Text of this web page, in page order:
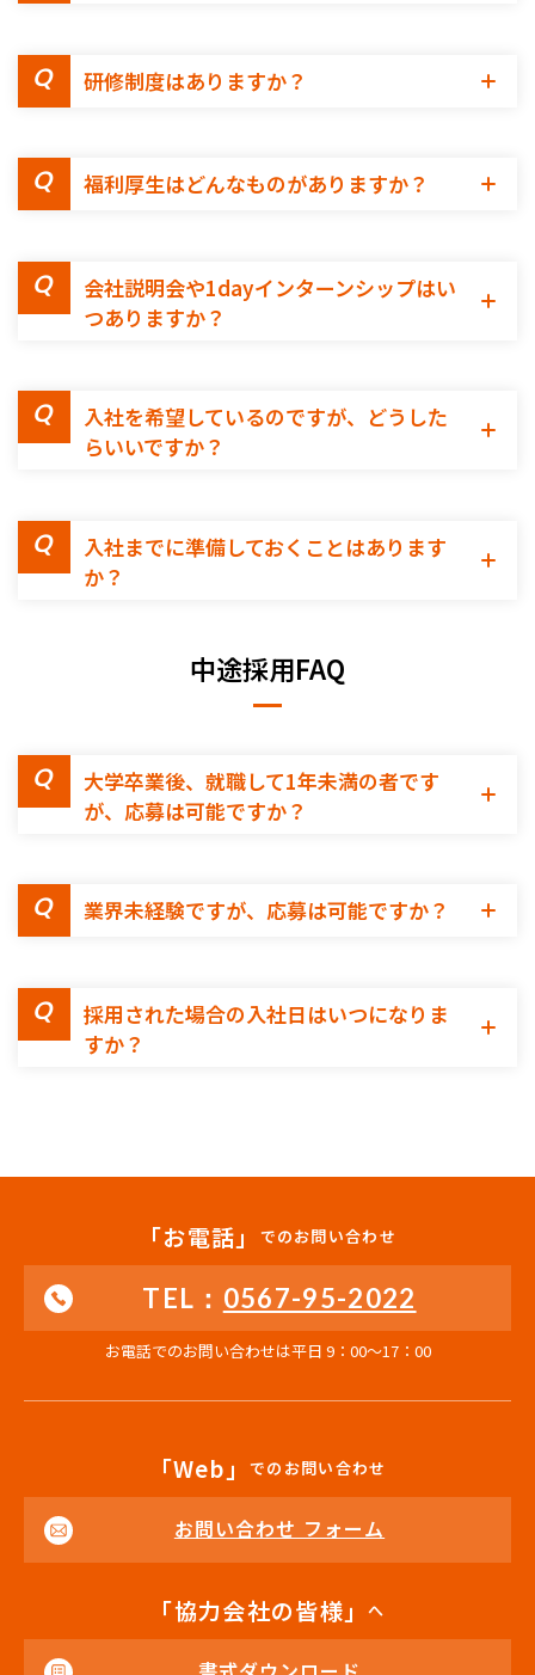
研修制度はありますか？
福利厚生はどんなものがありますか？
会社説明会や1dayインターンシップはい
つありますか？
入社を希望しているのですが、どうした
らいいですか？
入社までに準備しておくことはあります
か？
中途採用FAQ
大学卒業後、就職して1年未満の者です
が、応募は可能ですか？
業界未経験ですが、応募は可能ですか？
採用された場合の入社日はいつになりま
すか？
「お電話」 でのお問い合わせ
TEL： 0567-95-2022
お電話でのお問い合わせは平日 9：00〜17：00
「Web」でのお問い合わせ
お問い合わせ フォーム
「協力会社の皆様」へ